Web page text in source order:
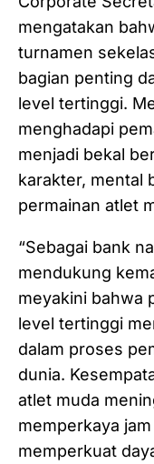
mengatakan
turnamen
bagian penting
level tertinggi.
menghadapi
menjadi bekal
karakter, mental
permainan atlet
“Sebagai bank
mendukung
meyakini bahwa
level tertinggi
dalam proses
dunia.
atlet muda
memperkaya
memperkuat